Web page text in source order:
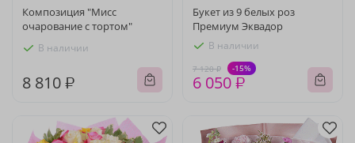
Композиция "Мисс
очарование с тортом"
В наличии
8 810 ₽
Букет из 9 белых роз
Премиум Эквадор
В наличии
7 120 ₽ -15%
6 050 ₽